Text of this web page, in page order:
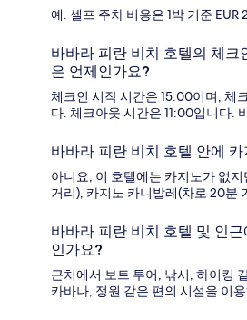
예. 셀프 주차 비용은 1박 기준 EUR
바바라 피란 비치 호텔의 체크
은 언제인가요?
체크인 시작 시간은 15:00이며, 체
다. 체크아웃 시간은 11:00입니다.
바바라 피란 비치 호텔 안에
아니요, 이 호텔에는 카지노가 없
거리), 카지노 카니발레(차로 20분
바바라 피란 비치 호텔 및 인
인가요?
근처에서 보트 투어, 낚시, 하이킹
카바나, 정원 같은 편의 시설을 이